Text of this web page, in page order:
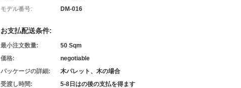
モデル番号:
DM-016
お支払配送条件:
最小注文数量:
50 Sqm
価格:
negotiable
パッケージの詳細:
木パレット、木の場合
受渡し時間:
5-8日はの後の支払を得ます